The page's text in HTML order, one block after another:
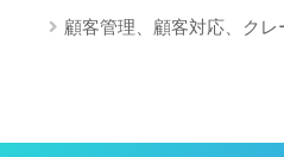
顧客管理、顧客対応、クレ